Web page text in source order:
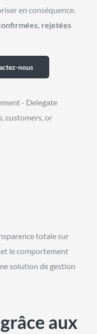
en conséquence.
rejetées
nous
aux